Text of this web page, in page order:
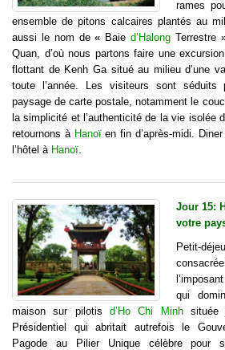
rames
ensemble de pitons calcaires plantés au
aussi le nom de « Baie d’Halong Terrestre
Quan, d’où nous partons faire une
flottant de Kenh Ga situé au milieu d’une
toute l’année. Les visiteurs sont
paysage de carte postale, notamment le
la simplicité et l’authenticité de la vie isolée
retournons à Hanoïen fin d’après-midi.
l’hôtel à Hanoï
Jour 15:
votre
Petit-
qui
maison sur pilotisd’Ho Chi Minhsituée
Présidentiel qui abritait autrefois le
Pagode au Pilier Unique célèbre pour